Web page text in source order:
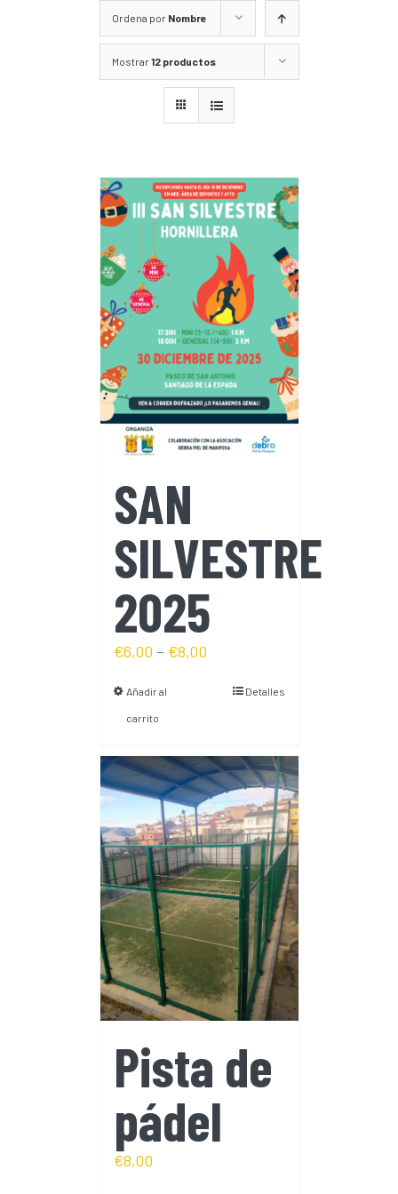
Ordena por Nombre
Mostrar12 productos
SAN
SILVESTRE
2025
€6,00 – €8,00
Añadir al
carrito
Detalles
Pista de
pádel
€8,00